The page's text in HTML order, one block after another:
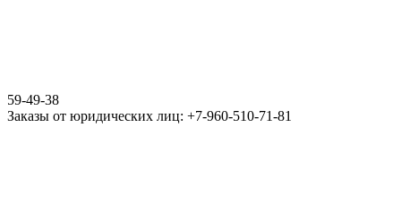
59-49-38
Заказы от юридических лиц: +7-960-510-71-81